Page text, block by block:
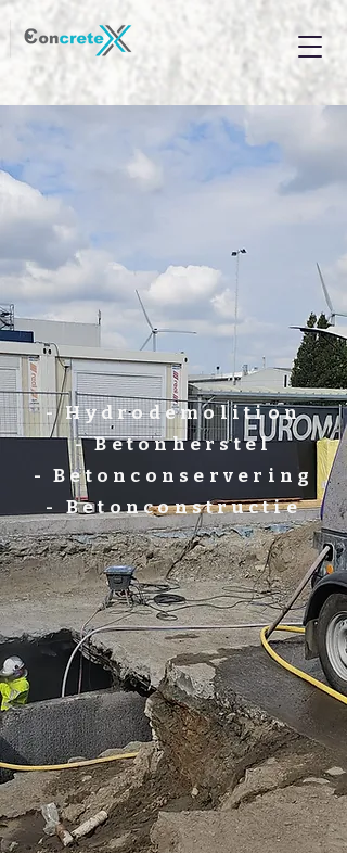
- Hydrodemolition
- Betonherstel
- Betonconservering
- Betonconstructie